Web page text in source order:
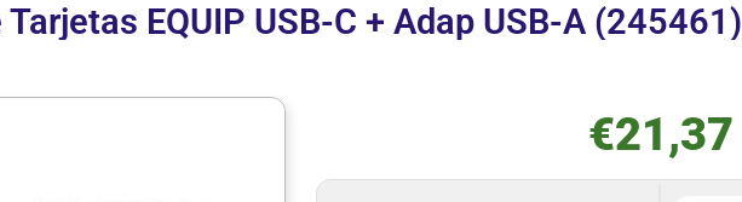
EQUIP USB-C + Adap USB-A (245461)
€21,37